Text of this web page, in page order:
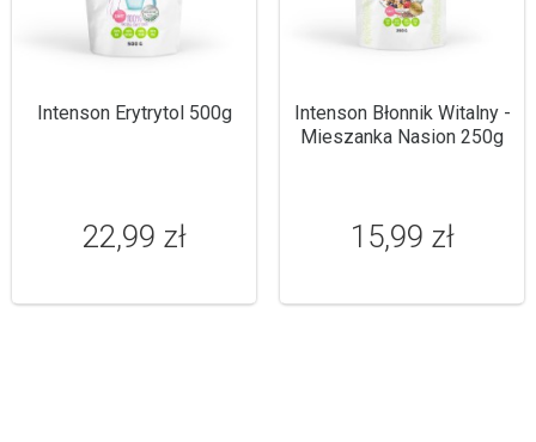
Intenson Erytrytol 500g
22,99 zł
Intenson Błonnik Witalny -
Mieszanka Nasion 250g
15,99 zł